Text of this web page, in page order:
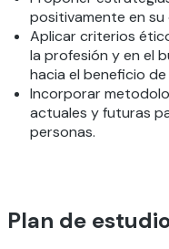
positivamente en su
Aplicar criterios
la profesión y en el
hacia el beneficio
Incorporar
actuales y futuras
personas.
Plan de